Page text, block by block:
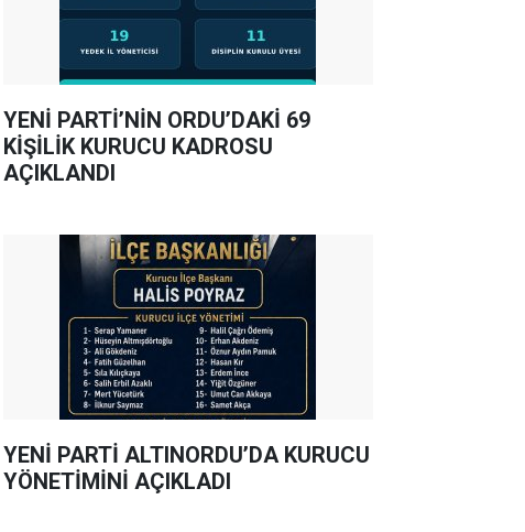
YENİ PARTİ’NİN ORDU’DAKİ 69
KİŞİLİK KURUCU KADROSU
AÇIKLANDI
YENİ PARTİ ALTINORDU’DA KURUCU
YÖNETİMİNİ AÇIKLADI